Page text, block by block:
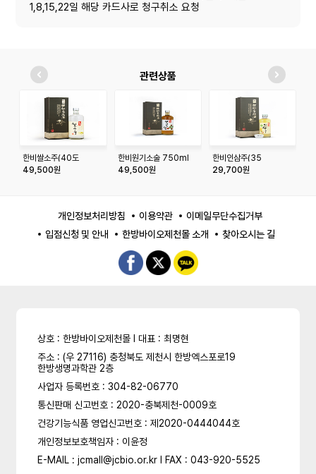
1,8,15,22일 해당 카드사로 청구취소 요청
관련상품
한비쌀소주(40도
_750ml)
49,500원
한비원기소술 750ml
49,500원
한비인삼주(35
도-375ml)
29,700원
개인정보처리방침 이용약관
이메일무단수집거부
입점신청 및 안내
한방바이오제천몰 소개 찾아오시는 길
상호 : 한방바이오제천몰 l 대표 : 최명현
주소 : (우 27116) 충청북도 제천시 한방엑스포로19
한방생명과학관 2층
사업자 등록번호 : 304-82-06770
통신판매 신고번호 : 2020-충북제천-0009호
건강기능식품 영업신고번호 : 제2020-0444044호
개인정보보호책임자 : 이윤정
E-MAIL : jcmall@jcbio.or.kr l FAX : 043-920-5525